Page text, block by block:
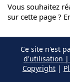
Vous souhaitez
sur cette page ?
Ce site n'est
d'utilisation |
Copyright |